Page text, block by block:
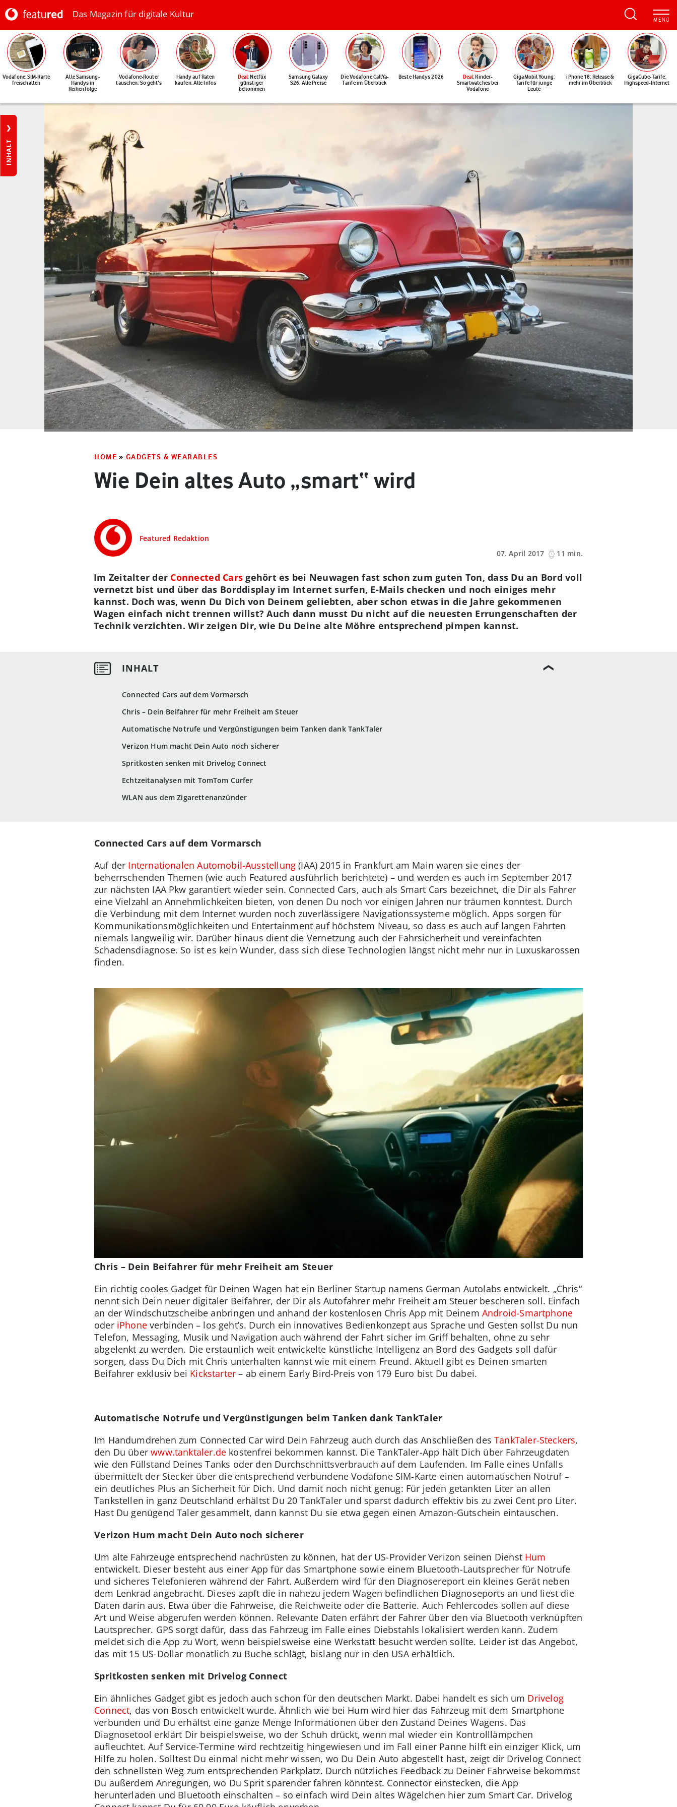
Das Magazin für digitale Kultur
Vodafone: SIM-Karte
freischalten
Alle Samsung-
Handys in
Reihenfolge
Vodafone-Router
tauschen: So geht's
Handy auf Raten
kaufen: Alle Infos
Deal: Netflix
günstiger
bekommen
Samsung Galaxy
S26: Alle Preise
Die Vodafone CallYa-
Tarife im Überblick
Beste Handys 2026 Deal: Kinder-
Smartwatches bei
Vodafone
GigaMobil Young:
Tarife für junge
Leute
iPhone 18: Release &
mehr im Überblick
GigaCube-Tarife:
Highspeed-Internet
INHALT
HOME » GADGETS & WEARABLES
Wie Dein altes Auto „smart“ wird
Featured Redaktion
07. April 2017
11 min.
Connected Cars auf dem Vormarsch
Chris – Dein Beifahrer für mehr Freiheit am Steuer
Automatische Notrufe und Vergünstigungen beim Tanken dank TankTaler
Verizon Hum macht Dein Auto noch sicherer
Spritkosten senken mit Drivelog Connect
Echtzeitanalysen mit TomTom Curfer
WLAN aus dem Zigarettenanzünder
Im Zeitalter der Connected Cars gehört es bei Neuwagen fast schon zum guten Ton, dass Du an Bord voll
vernetzt bist und über das Borddisplay im Internet surfen, E-Mails checken und noch einiges mehr
kannst. Doch was, wenn Du Dich von Deinem geliebten, aber schon etwas in die Jahre gekommenen
Wagen einfach nicht trennen willst? Auch dann musst Du nicht auf die neuesten Errungenschaften der
Technik verzichten. Wir zeigen Dir, wie Du Deine alte Möhre entsprechend pimpen kannst.
Connected Cars auf dem Vormarsch
Auf der Internationalen Automobil-Ausstellung (IAA) 2015 in Frankfurt am Main waren sie eines der
beherrschenden Themen (wie auch Featured ausführlich berichtete) – und werden es auch im September 2017
zur nächsten IAA Pkw garantiert wieder sein. Connected Cars, auch als Smart Cars bezeichnet, die Dir als Fahrer
eine Vielzahl an Annehmlichkeiten bieten, von denen Du noch vor einigen Jahren nur träumen konntest. Durch
die Verbindung mit dem Internet wurden noch zuverlässigere Navigationssysteme möglich. Apps sorgen für
Kommunikationsmöglichkeiten und Entertainment auf höchstem Niveau, so dass es auch auf langen Fahrten
niemals langweilig wir. Darüber hinaus dient die Vernetzung auch der Fahrsicherheit und vereinfachten
Schadensdiagnose. So ist es kein Wunder, dass sich diese Technologien längst nicht mehr nur in Luxuskarossen
finden.
Chris – Dein Beifahrer für mehr Freiheit am Steuer
Ein richtig cooles Gadget für Deinen Wagen hat ein Berliner Startup namens German Autolabs entwickelt. „Chris“
nennt sich Dein neuer digitaler Beifahrer, der Dir als Autofahrer mehr Freiheit am Steuer bescheren soll. Einfach
an der Windschutzscheibe anbringen und anhand der kostenlosen Chris App mit Deinem Android-Smartphone
oder iPhone verbinden – los geht’s. Durch ein innovatives Bedienkonzept aus Sprache und Gesten sollst Du nun
Telefon, Messaging, Musik und Navigation auch während der Fahrt sicher im Griff behalten, ohne zu sehr
abgelenkt zu werden. Die erstaunlich weit entwickelte künstliche Intelligenz an Bord des Gadgets soll dafür
sorgen, dass Du Dich mit Chris unterhalten kannst wie mit einem Freund. Aktuell gibt es Deinen smarten
Beifahrer exklusiv bei Kickstarter – ab einem Early Bird-Preis von 179 Euro bist Du dabei.
Automatische Notrufe und Vergünstigungen beim Tanken dank TankTaler
Im Handumdrehen zum Connected Car wird Dein Fahrzeug auch durch das Anschließen desTankTaler-Steckers,
den Du überwww.tanktaler.de kostenfrei bekommen kannst. Die TankTaler-App hält Dich über Fahrzeugdaten
wie den Füllstand Deines Tanks oder den Durchschnittsverbrauch auf dem Laufenden. Im Falle eines Unfalls
übermittelt der Stecker über die entsprechend verbundene Vodafone SIM-Karte einen automatischen Notruf –
ein deutliches Plus an Sicherheit für Dich. Und damit noch nicht genug: Für jeden getankten Liter an allen
Tankstellen in ganz Deutschland erhältst Du 20 TankTaler und sparst dadurch effektiv bis zu zwei Cent pro Liter.
Hast Du genügend Taler gesammelt, dann kannst Du sie etwa gegen einen Amazon-Gutschein eintauschen.
Verizon Hum macht Dein Auto noch sicherer
Um alte Fahrzeuge entsprechend nachrüsten zu können, hat der US-Provider Verizon seinen Dienst Hum
entwickelt. Dieser besteht aus einer App für das Smartphone sowie einem Bluetooth-Lautsprecher für Notrufe
und sicheres Telefonieren während der Fahrt. Außerdem wird für den Diagnosereport ein kleines Gerät neben
dem Lenkrad angebracht. Dieses zapft die in nahezu jedem Wagen befindlichen Diagnoseports an und liest die
Daten darin aus. Etwa über die Fahrweise, die Reichweite oder die Batterie. Auch Fehlercodes sollen auf diese
Art und Weise abgerufen werden können. Relevante Daten erfährt der Fahrer über den via Bluetooth verknüpften
Lautsprecher. GPS sorgt dafür, dass das Fahrzeug im Falle eines Diebstahls lokalisiert werden kann. Zudem
meldet sich die App zu Wort, wenn beispielsweise eine Werkstatt besucht werden sollte. Leider ist das Angebot,
das mit 15 US-Dollar monatlich zu Buche schlägt, bislang nur in den USA erhältlich.
Spritkosten senken mit Drivelog Connect
Ein ähnliches Gadget gibt es jedoch auch schon für den deutschen Markt. Dabei handelt es sich um Drivelog
Connect, das von Bosch entwickelt wurde. Ähnlich wie bei Hum wird hier das Fahrzeug mit dem Smartphone
verbunden und Du erhältst eine ganze Menge Informationen über den Zustand Deines Wagens. Das
Diagnosetool erklärt Dir beispielsweise, wo der Schuh drückt, wenn mal wieder ein Kontrolllämpchen
aufleuchtet. Auf Service-Termine wird rechtzeitig hingewiesen und im Fall einer Panne hilft ein einziger Klick, um
Hilfe zu holen. Solltest Du einmal nicht mehr wissen, wo Du Dein Auto abgestellt hast, zeigt dir Drivelog Connect
den schnellsten Weg zum entsprechenden Parkplatz. Durch nützliches Feedback zu Deiner Fahrweise bekommst
Du außerdem Anregungen, wo Du Sprit sparender fahren könntest. Connector einstecken, die App
herunterladen und Bluetooth einschalten – so einfach wird Dein altes Wägelchen hier zum Smart Car. Drivelog